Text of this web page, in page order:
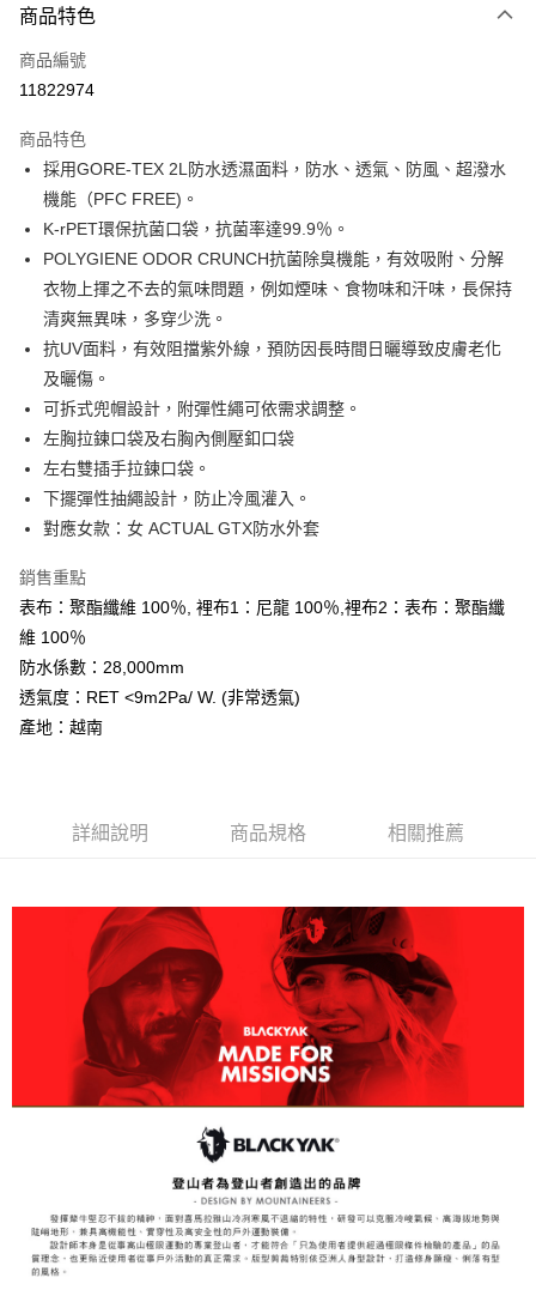
LINE Pay
Apple Pay
悠遊付
Google Pay
全盈+PAY
大哥付你分期
相關說明
【大哥付你分期使用說明】
1.本服務由台灣大哥大提供，台灣大哥大用戶可立即使用無須另外申請。
2.付款方式選擇「大哥付你分期」，訂單成立後會自動跳轉到大哥付的交易
流程，驗證手機門號後，選擇欲分期的期數、繳款截止日，確認付款後即完
3.實際核准額度、可分期數及費用金額請依後續交易確認頁面所載為準。
4.訂單成立30分鐘內，如未前往確認交易或遇審核未通過，訂單將自動取
消。如遇「轉專審核」未通過狀況，表示未達大哥付你分期系統評分，恕無
法說明評估內容。
【繳款方式說明】
醒簡訊。
2.透過簡訊連結打開帳單後，可選擇「超商條碼／台灣大直營門市／銀行轉
帳／街口支付／iPASS MONEY」等通路繳費。
【注意事項】
用戶於交易時，得透過本服務購買商品或服務，並由商店將買賣／分期付款
買賣價金債權讓與本公司後，依約使用本公司帳單繳交帳款。
AFTEE先享後付
相關說明
【關於「AFTEE先享後付」】
AFTEE先享後付是「在收到商品之後才付款」的支付方式。 讓您購物簡單
便利好安心！
１．簡單：不需註冊會員、不需綁卡、不需儲值。
２．便利：只要手機號碼，簡訊認證，即可結帳。
３．安心：先確認商品／服務後，再付款。
１．於結帳方式選擇「AFTEE先享後付」後，將跳轉至「AFTEE先享後付」
結帳頁面，進行簡訊認證並確認金額後，即可完成結帳。
２．訂單成立數日內，您將收到繳費通知簡訊。
ATM／網路銀行／等多元方式進行付款，方視為交易完成。
※ 請注意：結帳手續完成當下不需立刻繳費，但若您需要取消訂單，請聯絡
購買商品的店家。未經商家同意取消之訂單仍視為有效，需透過AFTEE先享
後付繳納相關費用。
【注意事項】
權轉讓予恩沛科技股份有限公司。
２．關於個人資料處理事宜，請瀏覽以下網址：
https://aftee.tw/terms/#terms3
３．未成年的使用者請事先徵得法定代理人或監護人之同意方可使用
「AFTEE先享後付」，若未經同意申辦者引起之損失，本公司不負相關責
４．使用「AFTEE先享後付」時，將依據個別帳號之用戶狀況，依本公司即
時審查核予不同之上限額度；若仍有額度不足之情形，本公司將視審查結果
請求用戶進行身份認證。
５．嚴禁一人註冊多個帳號或使用他人資訊註冊。若發現惡意使用之情形，
恩沛科技股份有限公司將有權停止該用戶之使用額度並採取法律行動。
ATM付款
運送方式
全家取貨付款
付款後全家取貨
每筆NT$60，滿NT$599(含以上)免運費
每筆NT$60，滿NT$799(含以上)免運費
7-11取貨付款
付款後7-11取貨
每筆NT$60，滿NT$799(含以上)免運費
每筆NT$70，滿NT$799(含以上)免運費
商品特色
商品編號
11822974
商品特色
採用GORE-TEX 2L防水透濕面料，防水、透氣、防風、超潑水
機能（PFC FREE)。
K-rPET環保抗菌口袋，抗菌率達99.9％。
POLYGIENE ODOR CRUNCH抗菌除臭機能，有效吸附、分解
衣物上揮之不去的氣味問題，例如煙味、食物味和汗味，長保持
清爽無異味，多穿少洗。
抗UV面料，有效阻擋紫外線，預防因長時間日曬導致皮膚老化
及曬傷。
可拆式兜帽設計，附彈性繩可依需求調整。
左胸拉鍊口袋及右胸內側壓釦口袋
左右雙插手拉鍊口袋。
下擺彈性抽繩設計，防止冷風灌入。
對應女款：女 ACTUAL GTX防水外套
銷售重點
表布：聚酯纖維 100％, 裡布1：尼龍 100％,裡布2：表布：聚酯纖
維 100％
防水係數：28,000mm
透氣度：RET <9m2Pa/ W. (非常透氣)
產地：越南
詳細說明 商品規格 相關推薦